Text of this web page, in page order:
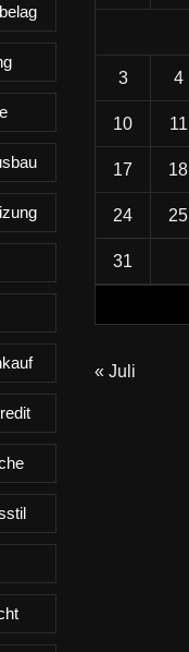
3 4
10 11
17 18
24 25
31
« Juli